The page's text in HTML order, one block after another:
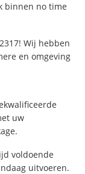
binnen no time
Wij hebben
en omgeving
uw
voldoende
uitvoeren.